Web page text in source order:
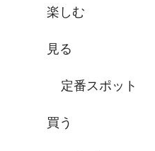
楽しむ
見る
定番スポット
買う